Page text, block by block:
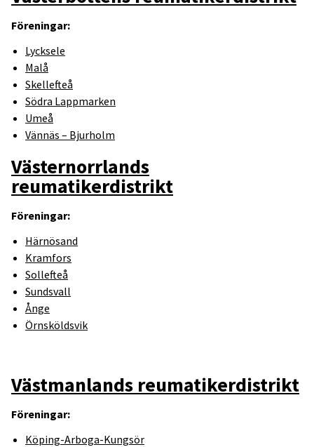
Föreningar:
Lycksele
Malå
Skellefteå
Södra Lappmarken
Umeå
Vännäs – Bjurholm
Västernorrlands
reumatikerdistrikt
Föreningar:
Härnösand
Kramfors
Sollefteå
Sundsvall
Ånge
Örnsköldsvik
Västmanlands reumatikerdistrikt
Föreningar:
Köping-Arboga-Kungsör